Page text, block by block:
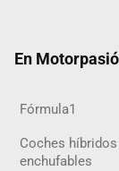
En
Fórmula1
Coches
enchufables